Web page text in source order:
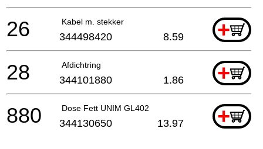
Kabel m. stekker +
26 344498420 8.59
Afdichtring +
28 344101880 1.86
Dose Fett UNIM GL402 +
880 344130650 13.97